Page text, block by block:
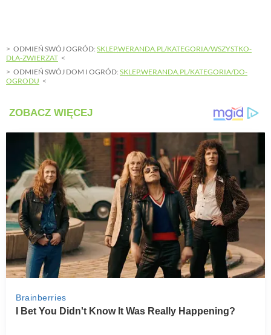
ODMIEŃ SWÓJ OGRÓD: SKLEP.WERANDA.PL/KATEGORIA/WSZYSTKO-
DLA-ZWIERZAT
ODMIEŃ SWÓJ DOM I OGRÓD: SKLEP.WERANDA.PL/KATEGORIA/DO-
OGRODU